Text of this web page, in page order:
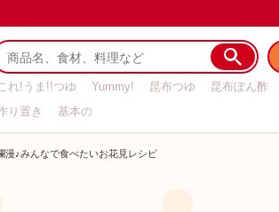
れ!うま!!つゆ Yummy! 昆布つゆ 昆布ぽん酢
り置き
基本の
漫♪みんなで食べたいお花見レシピ